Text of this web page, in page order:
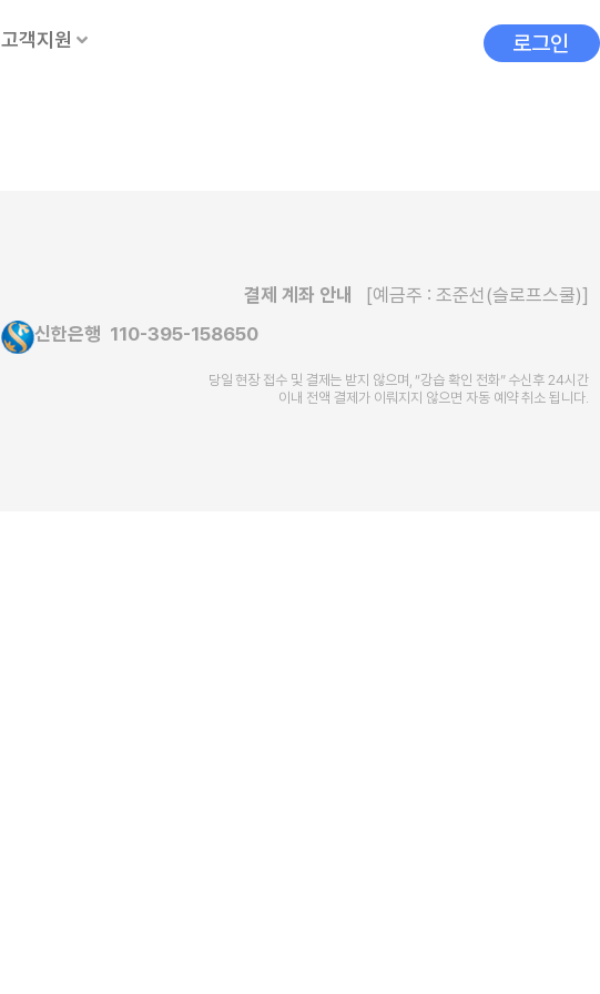
고객지원 로그인
결제 계좌 안내
[예금주 : 조준선(슬로프스쿨)]
신한은행 110-395-158650
당일 현장 접수 및 결제는 받지 않으며, “강습 확인 전화” 수신후 24시간
이내 전액 결제가 이뤄지지 않으면 자동 예약 취소 됩니다.